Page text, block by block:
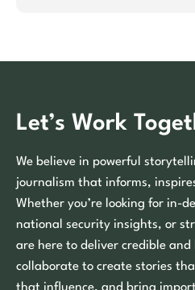
Let’s Work
We believe in powerful
journalism that informs,
Whether you’re looking for in-
national security insights, or
are here to deliver credible
collaborate to create stories
that influence, and bring